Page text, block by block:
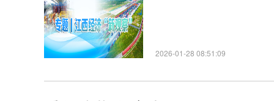
2026-01-28 08:51:09